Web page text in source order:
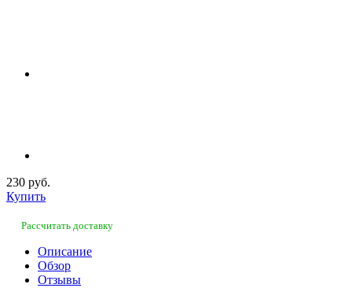
230 руб.
Купить
Рассчитать доставку
Описание
Обзор
Отзывы